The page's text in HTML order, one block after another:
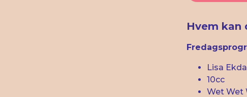
Hvem
Lisa
10cc
Wet Wet